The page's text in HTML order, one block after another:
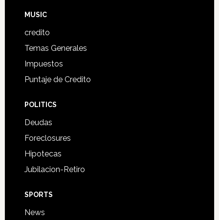
MUSIC
credito
Temas Generales
Impuestos
Puntaje de Credito
POLITICS
Deudas
Foreclosures
Hipotecas
Jubilacion-Retiro
SPORTS
News